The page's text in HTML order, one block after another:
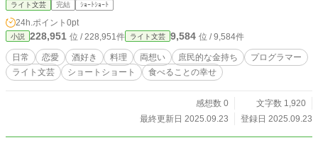
ライト文芸 完結 ｼｮｰﾄｼｮｰﾄ
24h.ポイント 0pt
小説 228,951 位 / 228,951件 ライト文芸 9,584 位 / 9,584件
日常 恋愛 酒好き 料理 両想い 庶民的な金持ち
プログラマー
ライト文芸
ショートショート 食べることの幸せ
感想数 0
文字数 1,920
最終更新日 2025.09.23
登録日 2025.09.23